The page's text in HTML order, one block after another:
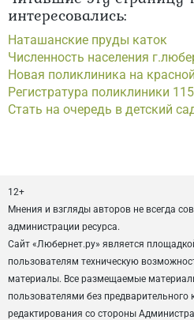
интересовались:
Наташанские пруды каток
Численность населения
Новая поликлиника на
Регистратура поликлиники
Стать на очередь в детский
12+
Мнения и взгляды авторов не всегда
администрации ресурса.
Сайт «Любернет.ру» является
пользователям техническую
материалы. Все размещаемые
пользователями без предварительного
редактирования со стороны